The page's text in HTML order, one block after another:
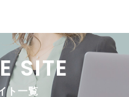
SITE
ト一覧